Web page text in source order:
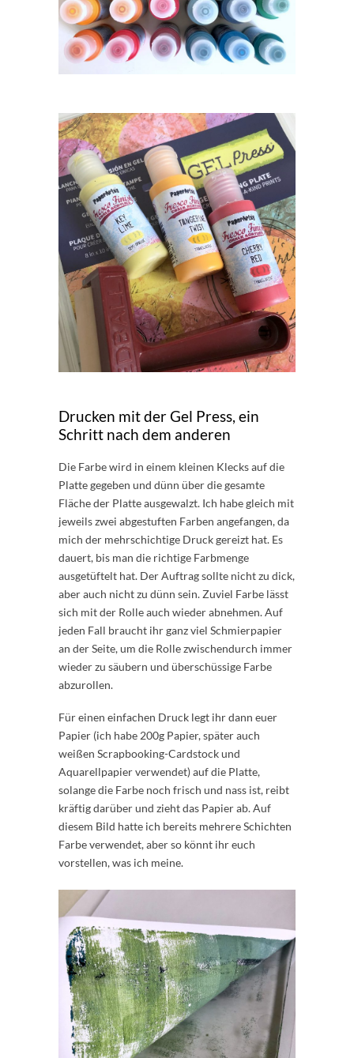
Drucken mit der Gel Press, ein
Schritt nach dem anderen
Die Farbe wird in einem kleinen Klecks auf die
Platte gegeben und dünn über die gesamte
Fläche der Platte ausgewalzt. Ich habe gleich mit
jeweils zwei abgestuften Farben angefangen, da
mich der mehrschichtige Druck gereizt hat. Es
dauert, bis man die richtige Farbmenge
ausgetüftelt hat. Der Auftrag sollte nicht zu dick,
aber auch nicht zu dünn sein. Zuviel Farbe lässt
sich mit der Rolle auch wieder abnehmen. Auf
jeden Fall braucht ihr ganz viel Schmierpapier
an der Seite, um die Rolle zwischendurch immer
wieder zu säubern und überschüssige Farbe
abzurollen.
Für einen einfachen Druck legt ihr dann euer
Papier (ich habe 200g Papier, später auch
weißen Scrapbooking-Cardstock und
Aquarellpapier verwendet) auf die Platte,
solange die Farbe noch frisch und nass ist, reibt
kräftig darüber und zieht das Papier ab. Auf
diesem Bild hatte ich bereits mehrere Schichten
Farbe verwendet, aber so könnt ihr euch
vorstellen, was ich meine.